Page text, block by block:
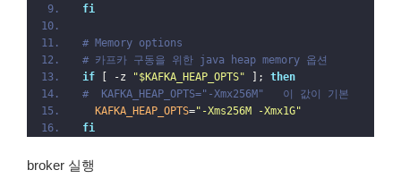
fi
# Memory options
# 카프카 구동을 위한 java heap memory 옵션
if [ -z "$KAFKA_HEAP_OPTS" ]; then
#  KAFKA_HEAP_OPTS="-Xmx256M"   이 값이 기본
  KAFKA_HEAP_OPTS
="-Xms256M -Xmx1G"
fi
broker 실행